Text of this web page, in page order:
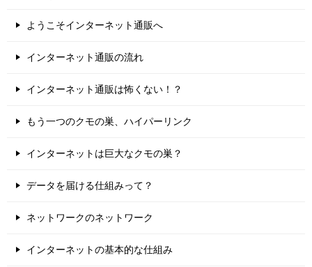
ようこそインターネット通販へ
インターネット通販の流れ
インターネット通販は怖くない！？
もう一つのクモの巣、ハイパーリンク
インターネットは巨大なクモの巣？
データを届ける仕組みって？
ネットワークのネットワーク
インターネットの基本的な仕組み